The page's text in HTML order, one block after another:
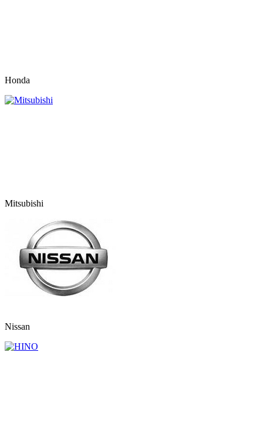
Honda
Mitsubishi
Nissan